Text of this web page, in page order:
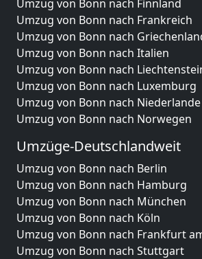
Umzug von Bonn nach Finnland
Umzug von Bonn nach Frankreich
Umzug von Bonn nach
Umzug von Bonn nach Italien
Umzug von Bonn nach
Umzug von Bonn nach Luxemburg
Umzug von Bonn nach Niederlande
Umzug von Bonn nach Norwegen
Umzüge-Deutschlandweit
Umzug von Bonn nach Berlin
Umzug von Bonn nach Hamburg
Umzug von Bonn nach München
Umzug von Bonn nach Köln
Umzug von Bonn nach Frankfurt
Umzug von Bonn nach Stuttgart